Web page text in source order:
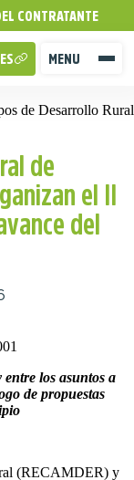
CONTRATANTE
MENU
de Desarrollo Rural
de
el II
del
entre los asuntos a
de propuestas
(RECAMDER) y